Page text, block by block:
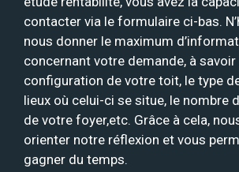
contacter via le formulaire ci-bas.
nous donner le maximum
concernant votre demande, à savoir
configuration de votre toit, le type
lieux où celui-ci se situe, le nombre
de votre foyer,etc. Grâce à cela,
orienter notre réflexion et vous
gagner du temps.